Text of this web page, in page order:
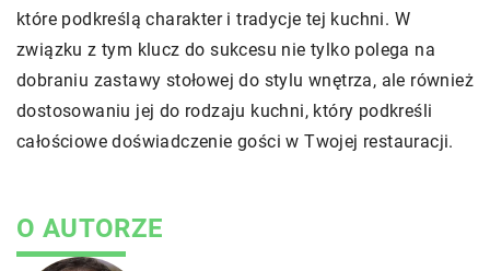
które podkreślą charakter i tradycje tej kuchni. W
związku z tym klucz do sukcesu nie tylko polega na
dobraniu zastawy stołowej do stylu wnętrza, ale również
dostosowaniu jej do rodzaju kuchni, który podkreśli
całościowe doświadczenie gości w Twojej restauracji.
O AUTORZE